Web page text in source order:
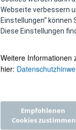
Webseite verbessern
Einstellungen“ können
Diese Einstellungen
Weitere Informationen
hier:
Empfohlenen
Cookies zustimmen